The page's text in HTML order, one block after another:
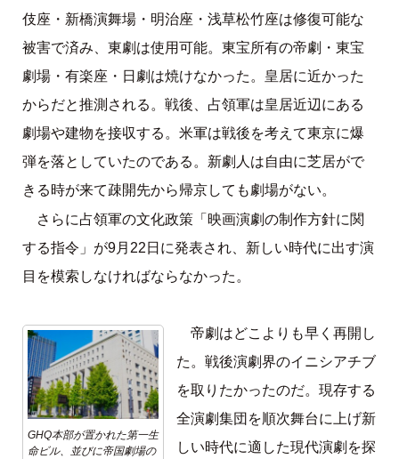
伎座・新橋演舞場・明治座・浅草松竹座は修復可能な
被害で済み、東劇は使用可能。東宝所有の帝劇・東宝
劇場・有楽座・日劇は焼けなかった。皇居に近かった
からだと推測される。戦後、占領軍は皇居近辺にある
劇場や建物を接収する。米軍は戦後を考えて東京に爆
弾を落としていたのである。新劇人は自由に芝居がで
きる時が来て疎開先から帰京しても劇場がない。
さらに占領軍の文化政策「映画演劇の制作方針に関
する指令」が9月22日に発表され、新しい時代に出す演
目を模索しなければならなかった。
GHQ本部が置かれた第一生
命ビル、並びに帝国劇場の
帝劇はどこよりも早く再開し
た。戦後演劇界のイニシアチブ
を取りたかったのだ。現存する
全演劇集団を順次舞台に上げ新
しい時代に適した現代演劇を探